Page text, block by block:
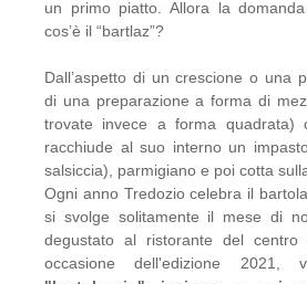
un primo piatto. Allora la
cos’è il “bartlaz”?
Dall’aspetto di un crescione o una
di una preparazione a forma di
trovate invece a forma quadrata)
racchiude al suo interno un
salsiccia), parmigiano e poi cotta
Ogni anno Tredozio celebra il
si svolge solitamente il mese di
degustato al ristorante del
occasione dell'edizione 2021,